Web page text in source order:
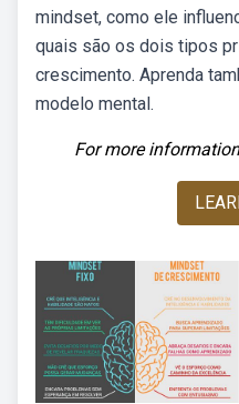
mindset, como ele
quais são os dois tipos
crescimento. Aprenda
modelo mental.
For more